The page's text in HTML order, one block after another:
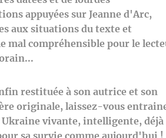
appuyées sur Jeanne d'Arc,
aux situations du texte et
mal compréhensible pour le
restituée à son autrice et son
originale, laissez-vous
Ukraine vivante, intelligente, déjà
sa survie comme aujourd'hui !